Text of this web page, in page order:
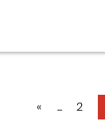
« ... 2